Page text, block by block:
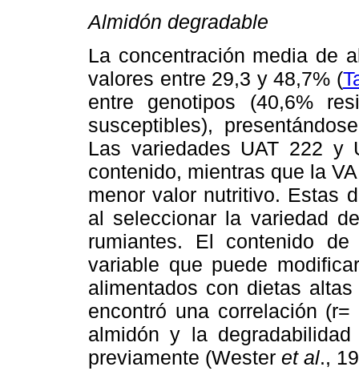
Almidón degradable
La concentración media de
valores entre 29,3 y 48,7% (
entre genotipos (40,6%
susceptibles),
Las variedades UAT 222 y
contenido, mientras que la
menor valor nutritivo. Estas
al seleccionar la variedad
rumiantes. El contenido
variable que puede
alimentados con dietas
encontró una correlación
almidón y la
previamente (Wester et al.,